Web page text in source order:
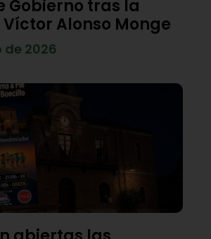
Gobierno tras la
Alonso Monge
2026